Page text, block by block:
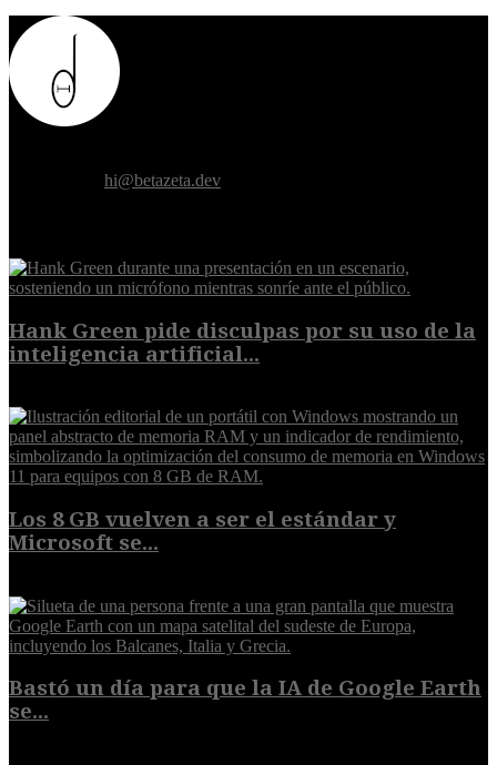
hi@betazeta.dev
Hank Green pide disculpas por su uso de la
inteligencia artificial...
Los 8 GB vuelven a ser el estándar y
Microsoft se...
Bastó un día para que la IA de Google Earth
se...